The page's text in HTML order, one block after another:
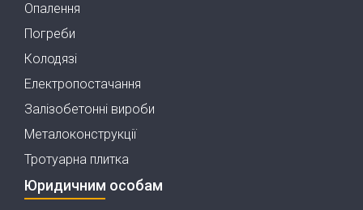
Опалення
Погреби
Колодязі
Електропостачання
Залізобетонні вироби
Металоконструкції
Тротуарна плитка
Юридичним особам